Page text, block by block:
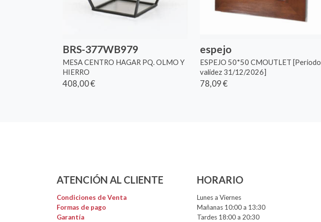
BRS-377WB979
MESA CENTRO HAGAR PQ. OLMO Y
HIERRO
408,00 €
espejo
ESPEJO 50*50 CMOUTLET [Periodo
validez 31/12/2026]
78,09 €
ATENCIÓN AL CLIENTE
Condiciones de Venta
Formas de pago
Garantía
HORARIO
Lunes a Viernes
Mañanas 10:00 a 13:30
Tardes 18:00 a 20:30